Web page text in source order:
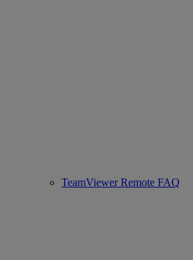
TeamViewer Remote FAQ